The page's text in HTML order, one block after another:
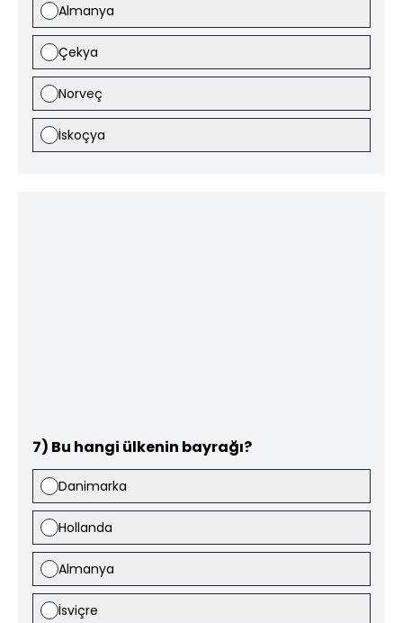
Almanya
Çekya
Norveç
İskoçya
7) Bu hangi ülkenin bayrağı?
Danimarka
Hollanda
Almanya
İsviçre